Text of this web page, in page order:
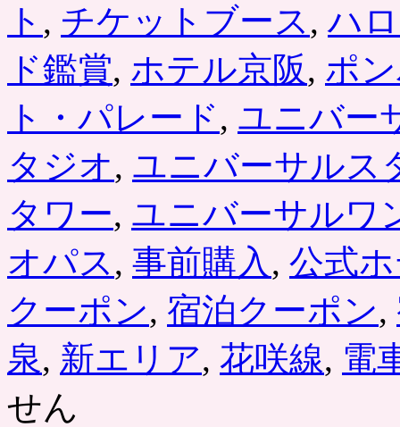
ト , チケットブース,ハ
ド鑑賞, ホテル京阪, ポ
ト・パレード, ユニバー
タジオ, ユニバーサルス
タワー, ユニバーサルワ
オパス, 事前購入 , 公式
クーポン, 宿泊クーポン,
泉, 新エリア, 花咲線, 電
せん